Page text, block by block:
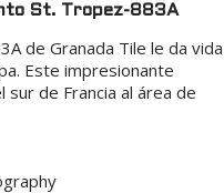
St. Tropez-883A
de Granada Tile le da vida
Este impresionante
de Francia al área de